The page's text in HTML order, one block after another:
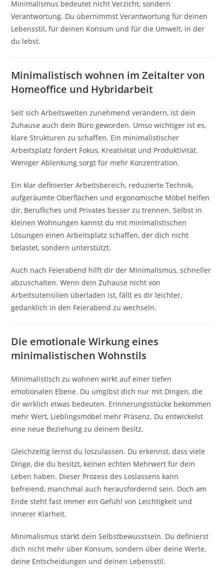
Minimalismus bedeutet nicht Verzicht, sondern
Verantwortung. Du übernimmst Verantwortung für deinen
Lebensstil, für deinen Konsum und für die Umwelt, in der
du lebst.
Minimalistisch wohnen im Zeitalter von
Homeoffice und Hybridarbeit
Seit sich Arbeitswelten zunehmend verändern, ist dein
Zuhause auch dein Büro geworden. Umso wichtiger ist es,
klare Strukturen zu schaffen. Ein minimalistischer
Arbeitsplatz fördert Fokus, Kreativität und Produktivität.
Weniger Ablenkung sorgt für mehr Konzentration.
Ein klar definierter Arbeitsbereich, reduzierte Technik,
aufgeräumte Oberflächen und ergonomische Möbel helfen
dir, Berufliches und Privates besser zu trennen. Selbst in
kleinen Wohnungen kannst du mit minimalistischen
Lösungen einen Arbeitsplatz schaffen, der dich nicht
belastet, sondern unterstützt.
Auch nach Feierabend hilft dir der Minimalismus, schneller
abzuschalten. Wenn dein Zuhause nicht von
Arbeitsutensilien überladen ist, fällt es dir leichter,
gedanklich in den Feierabend zu wechseln.
Die emotionale Wirkung eines
minimalistischen Wohnstils
Minimalistisch zu wohnen wirkt auf einer tiefen
emotionalen Ebene. Du umgibst dich nur mit Dingen, die
dir wirklich etwas bedeuten. Erinnerungsstücke bekommen
mehr Wert, Lieblingsmöbel mehr Präsenz. Du entwickelst
eine neue Beziehung zu deinem Besitz.
Gleichzeitig lernst du loszulassen. Du erkennst, dass viele
Dinge, die du besitzt, keinen echten Mehrwert für dein
Leben haben. Dieser Prozess des Loslassens kann
befreiend, manchmal auch herausfordernd sein. Doch am
Ende steht fast immer ein Gefühl von Leichtigkeit und
innerer Klarheit.
Minimalismus stärkt dein Selbstbewusstsein. Du definierst
dich nicht mehr über Konsum, sondern über deine Werte,
deine Entscheidungen und deinen Lebensstil.